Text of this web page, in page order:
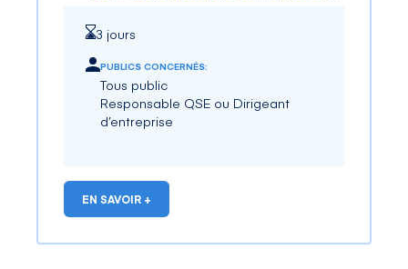
entreprise pour répondre à l’obligation
réglementaire.
3 jours
PUBLICS CONCERNÉS:
Tous public
Responsable QSE ou Dirigeant
d’entreprise
EN SAVOIR +